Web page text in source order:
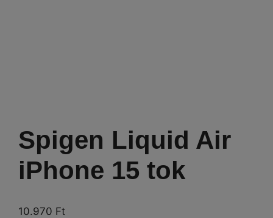
Spigen Liquid Air
iPhone 15 tok
10.970 Ft